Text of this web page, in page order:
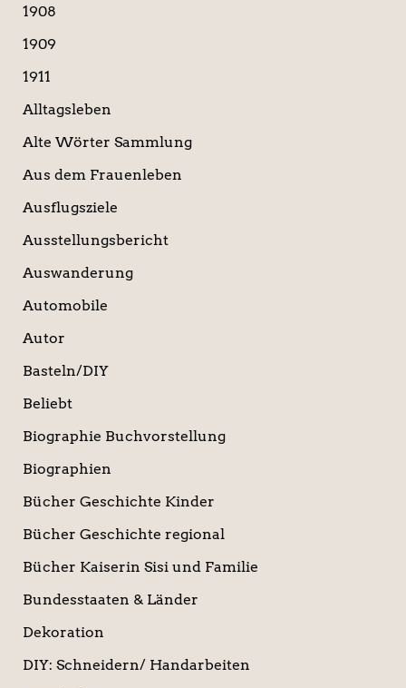
n
a
h
1908
1909
1911
Alltagsleben
Alte Wörter Sammlung
Aus dem Frauenleben
Ausflugsziele
Ausstellungsbericht
Auswanderung
Automobile
Autor
Basteln/DIY
Beliebt
Biographie Buchvorstellung
Biographien
Bücher Geschichte Kinder
Bücher Geschichte regional
Bücher Kaiserin Sisi und Familie
Bundesstaaten & Länder
Dekoration
DIY: Schneidern/ Handarbeiten